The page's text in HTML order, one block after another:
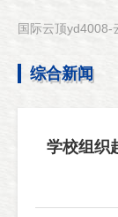
国际云顶yd4008-
综合新闻
学校组织